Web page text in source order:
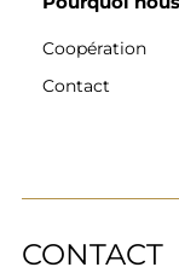
CONTACT
Coopération
Contact